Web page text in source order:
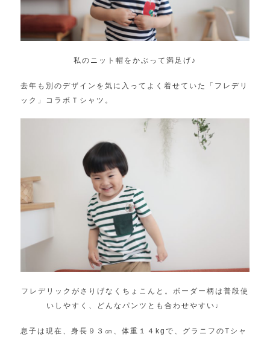
私のニット帽をかぶって満足げ♪
去年も別のデザインを気に入ってよく着せていた「フレデリ
ック」コラボＴシャツ。
フレデリックがさりげなくちょこんと。ボーダー柄は普段使
いしやすく、どんなパンツとも合わせやすい♩
息子は現在、身長９３㎝、体重１４kgで、グラニフのTシャ